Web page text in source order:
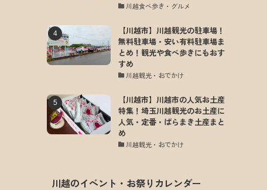
川越食べ歩き・グルメ
【川越市】川越観光の駐車場！
無料駐車場・安い有料駐車場ま
とめ！観光や食べ歩きにもおす
すめ
川越観光・おでかけ
【川越市】川越市の人気お土産
特集！埼玉川越観光のお土産に
人気・定番・ばらまき土産まと
め
川越観光・おでかけ
川越のイベント・お祭りカレンダー